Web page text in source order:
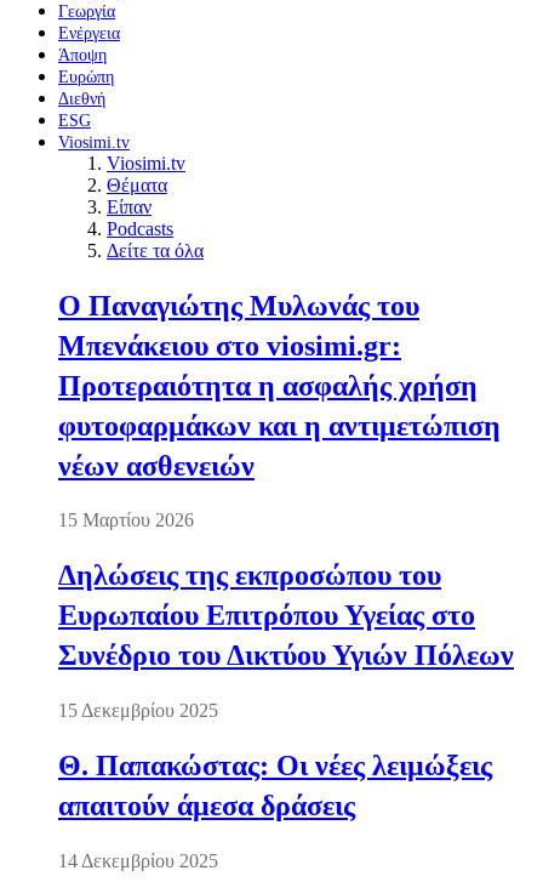
Γεωργία
Ενέργεια
Άποψη
Ευρώπη
Διεθνή
ESG
Viosimi.tv
Viosimi.tv
Θέματα
Είπαν
Podcasts
Δείτε τα όλα
Ο Παναγιώτης Μυλωνάς του
Μπενάκειου στο viosimi.gr:
Προτεραιότητα η ασφαλής χρήση
φυτοφαρμάκων και η αντιμετώπιση
νέων ασθενειών
15 Μαρτίου 2026
Δηλώσεις της εκπροσώπου του
Ευρωπαίου Επιτρόπου Υγείας στο
Συνέδριο του Δικτύου Υγιών Πόλεων
15 Δεκεμβρίου 2025
Θ. Παπακώστας: Οι νέες λειμώξεις
απαιτούν άμεσα δράσεις
14 Δεκεμβρίου 2025